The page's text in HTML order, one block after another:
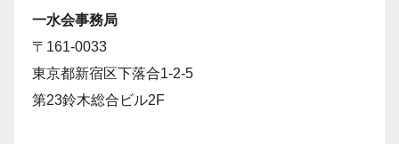
一水会事務局
〒161-0033
東京都新宿区下落合1-2-5
第23鈴木総合ビル2F